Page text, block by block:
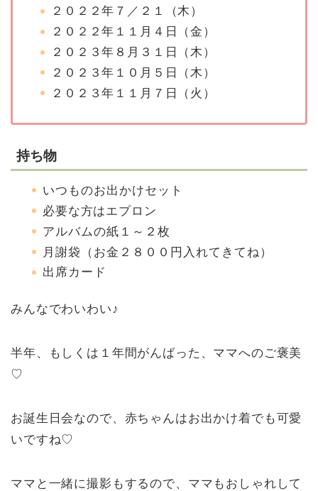
２０２２年７／２１（木）
２０２２年１１月４日（金）
２０２３年８月３１日（木）
２０２３年１０月５日（木）
２０２３年１１月７日（火）
持ち物
いつものお出かけセット
必要な方はエプロン
アルバムの紙１～２枚
月謝袋（お金２８００円入れてきてね）
出席カード
みんなでわいわい♪
半年、もしくは１年間がんばった、ママへのご褒美
♡
お誕生日会なので、赤ちゃんはお出かけ着でも可愛
いですね♡
ママと一緒に撮影もするので、ママもおしゃれして